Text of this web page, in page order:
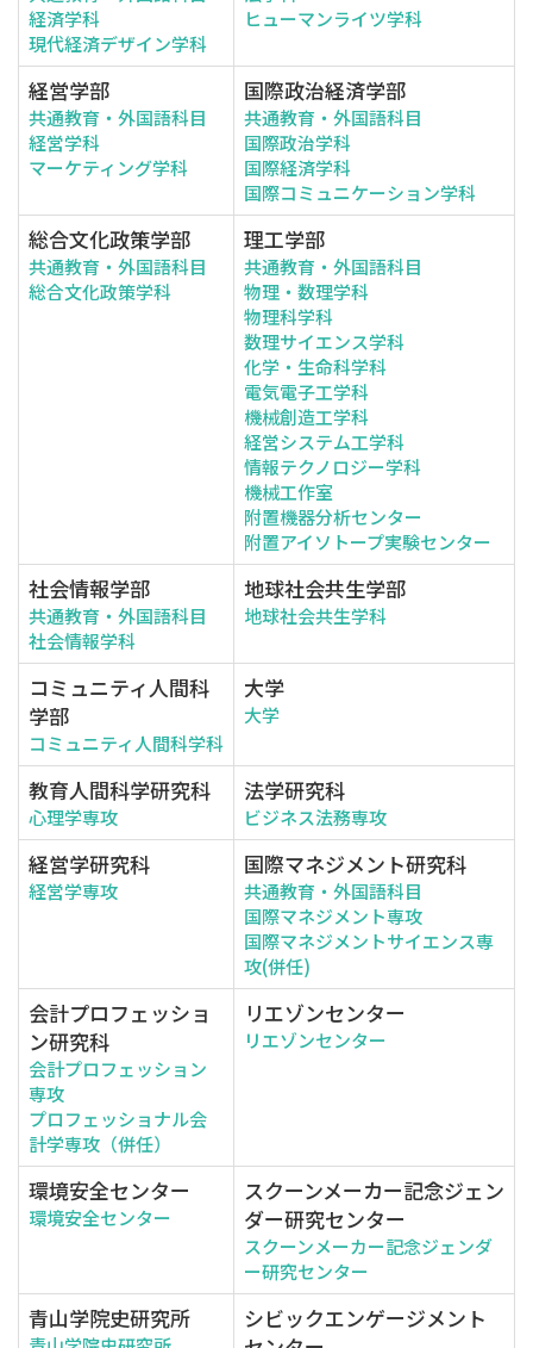
経済学科
現代経済デザイン学科
ヒューマンライツ学科
経営学部
共通教育・外国語科目
経営学科
マーケティング学科
国際政治経済学部
共通教育・外国語科目
国際政治学科
国際経済学科
国際コミュニケーション学科
総合文化政策学部
共通教育・外国語科目
総合文化政策学科
理工学部
共通教育・外国語科目
物理・数理学科
物理科学科
数理サイエンス学科
化学・生命科学科
電気電子工学科
機械創造工学科
経営システム工学科
情報テクノロジー学科
機械工作室
附置機器分析センター
附置アイソトープ実験センター
社会情報学部
共通教育・外国語科目
社会情報学科
地球社会共生学部
地球社会共生学科
コミュニティ人間科
学部
コミュニティ人間科学科
大学
大学
教育人間科学研究科
心理学専攻
法学研究科
ビジネス法務専攻
経営学研究科
経営学専攻
国際マネジメント研究科
共通教育・外国語科目
国際マネジメント専攻
国際マネジメントサイエンス専
攻(併任)
会計プロフェッショ
ン研究科
会計プロフェッション
専攻
プロフェッショナル会
計学専攻（併任）
リエゾンセンター
リエゾンセンター
環境安全センター
環境安全センター
スクーンメーカー記念ジェン
ダー研究センター
スクーンメーカー記念ジェンダ
ー研究センター
青山学院史研究所
シビックエンゲージメント